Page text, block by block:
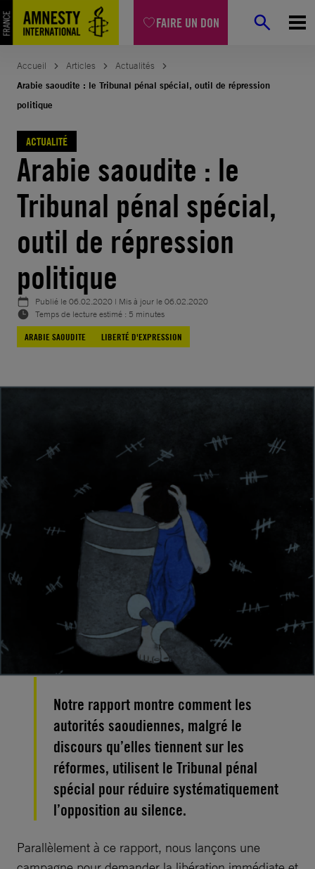
FAIRE UN DON
Aller
au
contenu
Accueil Articles
Actualités
Arabie saoudite : le Tribunal pénal spécial, outil de répression
politique
ACTUALITÉ
Arabie saoudite : le
Tribunal pénal spécial,
outil de répression
politique
Publié le06.02.2020 | Mis à jour le06.02.2020
Temps de lecture estimé : 5 minutes
ARABIE SAOUDITE
LIBERTÉ D'EXPRESSION
Notre rapport montre comment les
autorités saoudiennes, malgré le
discours qu’elles tiennent sur les
réformes, utilisent le Tribunal pénal
spécial pour réduire systématiquement
l’opposition au silence.
Parallèlement à ce rapport, nous lançons une